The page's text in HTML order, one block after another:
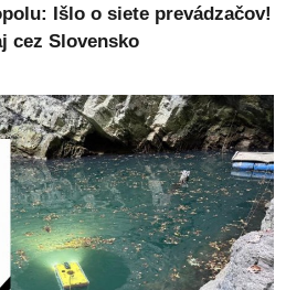
Išlo o siete prevádzačov!
cez Slovensko